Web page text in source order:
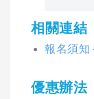
相關連結
報名須知
優惠辦法